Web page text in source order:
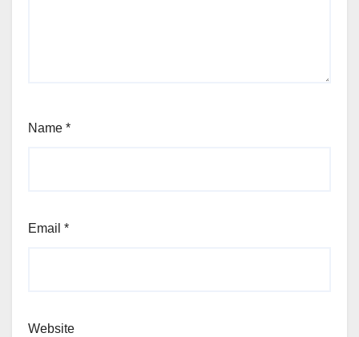
Name *
Email *
Website